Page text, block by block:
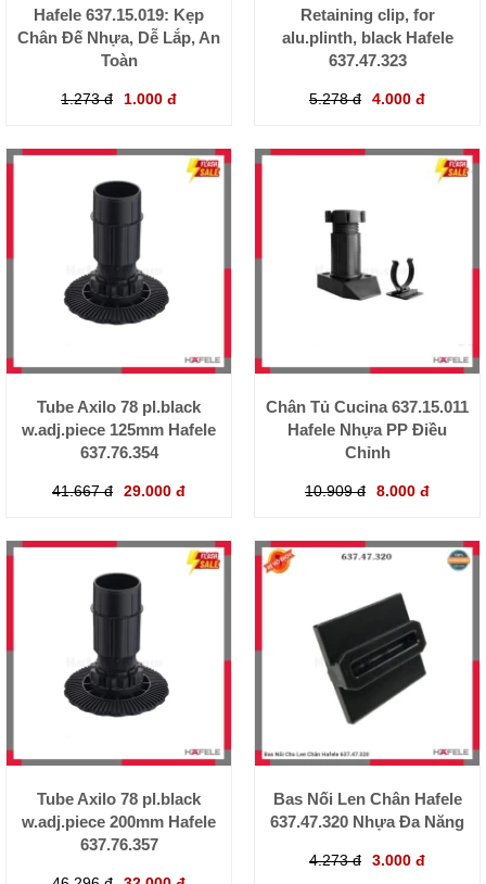
Hafele 637.15.019: Kẹp
Chân Đế Nhựa, Dễ Lắp, An
Toàn
1.273 đ 1.000 đ
Retaining clip, for
alu.plinth, black Hafele
637.47.323
5.278 đ 4.000 đ
Tube Axilo 78 pl.black
w.adj.piece 125mm Hafele
637.76.354
41.667 đ 29.000 đ
Chân Tủ Cucina 637.15.011
Hafele Nhựa PP Điều
Chỉnh
10.909 đ 8.000 đ
Tube Axilo 78 pl.black
w.adj.piece 200mm Hafele
637.76.357
Bas Nối Len Chân Hafele
637.47.320 Nhựa Đa Năng
4.273 đ 3.000 đ